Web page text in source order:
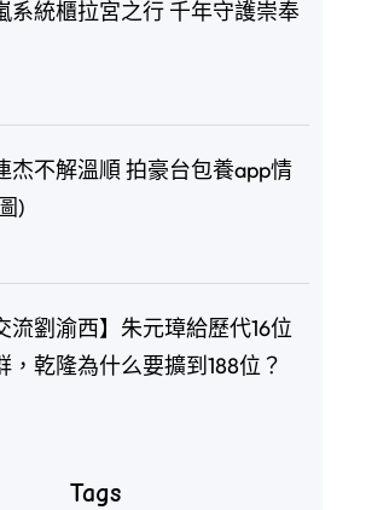
系統櫃拉宮之行 千年守護崇奉
杰不解溫順 拍豪台包養app情
)
流劉渝西】朱元璋給歷代16位
，乾隆為什么要擴到188位？
Tags